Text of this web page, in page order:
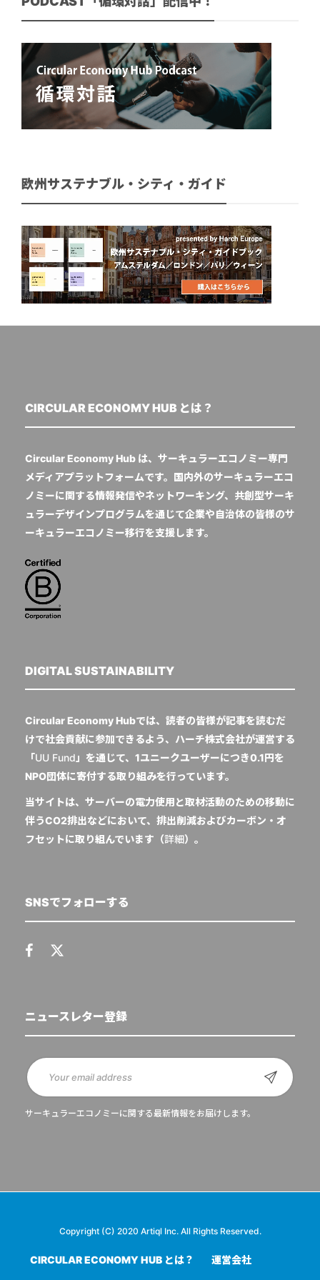
欧州サステナブル・シティ・ガイド
CIRCULAR ECONOMY HUB とは？
Circular Economy Hub は、サーキュラーエコノミー専門
メディアプラットフォームです。国内外のサーキュラーエコ
ノミーに関する情報発信やネットワーキング、共創型サーキ
ュラーデザインプログラムを通じて企業や自治体の皆様のサ
ーキュラーエコノミー移行を支援します。
DIGITAL SUSTAINABILITY
Circular Economy Hubでは、読者の皆様が記事を読むだ
けで社会貢献に参加できるよう、ハーチ株式会社が運営する
「UU Fund 」を通じて、1ユニークユーザーにつき0.1円を
NPO団体に寄付する取り組みを行っています。
当サイトは、サーバーの電力使用と取材活動のための移動に
伴うCO2排出などにおいて、排出削減およびカーボン・オ
フセットに取り組んでいます（詳細）。
SNSでフォローする
ニュースレター登録
サーキュラーエコノミーに関する最新情報をお届けします。
Copyright (C) 2020 Artiql Inc. All Rights Reserved.
CIRCULAR ECONOMY HUB とは？ 運営会社